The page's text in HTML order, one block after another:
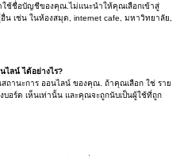
ใช้ชื่อบัญชีของคุณ.ไม่แนะนำให้คุณเลือกเข้าสู่
เช่น ในห้องสมุด, internet cafe, มหาวิทยาลัย,
ไลน์ ได้อย่างไร?
านะการ ออนไลน์ ของคุณ. ถ้าคุณเลือก ใช่ ราย
อร์ด เห็นเท่านั้น และคุณจะถูกนับเป็นผู้ใช้ที่ถูก